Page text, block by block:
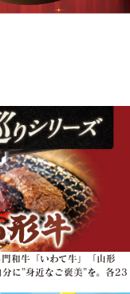
和牛「いわて牛」「山形
に”身近なご褒美”を。各23